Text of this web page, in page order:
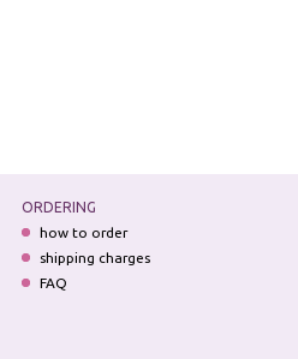
ORDERING
how to order
shipping charges
FAQ